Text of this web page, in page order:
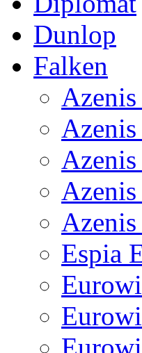
Dunlop
Falken
Espia